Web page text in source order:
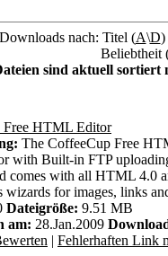
nach: Titel (A\D)
Beliebtheit
sind aktuell sortiert
Free HTML Editor
The CoffeeCup Free
with Built-in FTP
comes with all HTML 4.0
wizards for images, links
Dateigröße: 9.51 MB
am: 28.Jan.2009
| Fehlerhaften Link